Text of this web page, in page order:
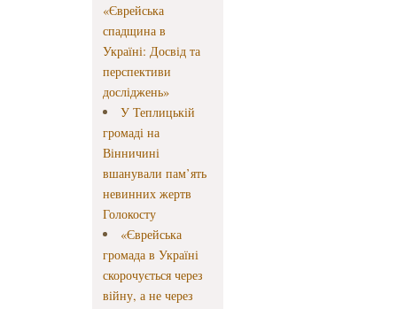
«Єврейська
спадщина в
Україні: Досвід та
перспективи
досліджень»
У Теплицькій
громаді на
Вінничині
вшанували пам’ять
невинних жертв
Голокосту
«Єврейська
громада в Україні
скорочується через
війну, а не через